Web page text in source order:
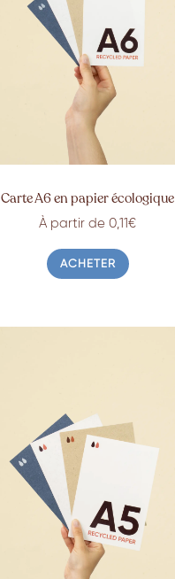
Carte A6 en papier écologique
À partir de 0,11€
ACHETER